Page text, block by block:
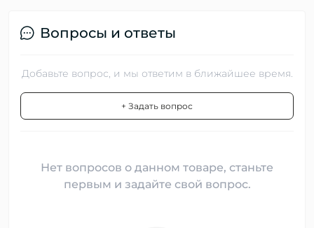
Вопросы и ответы
Добавьте вопрос, и мы ответим в ближайшее время.
+ Задать вопрос
Нет вопросов о данном товаре, станьте
первым и задайте свой вопрос.